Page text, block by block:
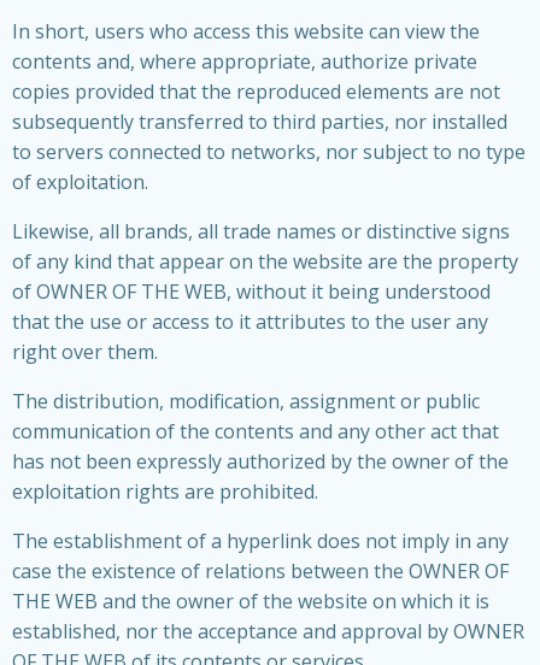
In short, users who access this website can view the
contents and, where appropriate, authorize private
copies provided that the reproduced elements are not
subsequently transferred to third parties, nor installed
to servers connected to networks, nor subject to no type
of exploitation.
Likewise, all brands, all trade names or distinctive signs
of any kind that appear on the website are the property
of OWNER OF THE WEB, without it being understood
that the use or access to it attributes to the user any
right over them.
The distribution, modification, assignment or public
communication of the contents and any other act that
has not been expressly authorized by the owner of the
exploitation rights are prohibited.
The establishment of a hyperlink does not imply in any
case the existence of relations between the OWNER OF
THE WEB and the owner of the website on which it is
established, nor the acceptance and approval by OWNER